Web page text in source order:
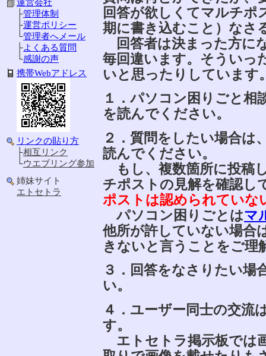
運営会社
├管理体制
├運営ポリシー
└管理者へメール
├よくある質問
└感謝の声
携帯Webアドレス
リンクの貼り方
├相互リンク
└ウエブリング参加
姉妹サイト
エトセトラ
回答が欲しくてマルチポ
期に書き込むこと）なさ
回答者は決まった方に
毎回違います。そういっ
いと思ったりしています
１．パソコン困りごと相
を読んでください。
２．質問をしたい場合は
読んでください。
もし、複数箇所に投稿
チポストの見解を確認し
ポストは認められていな
パソコン困りごとはマ
他所が許していない場合
きないと言うことをご理
３．回答をなさりたい場
い。
４．ユーザー同士の交流
す。
エトセトラ掲示板では